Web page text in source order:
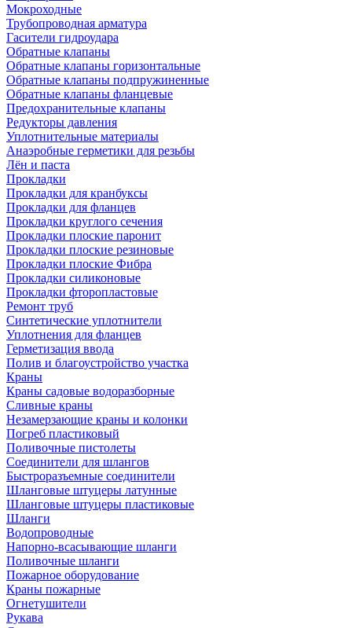
Мокроходные
Трубопроводная арматура
Гасители гидроудара
Обратные клапаны
Обратные клапаны горизонтальные
Обратные клапаны подпружиненные
Обратные клапаны фланцевые
Предохранительные клапаны
Редукторы давления
Уплотнительные материалы
Анаэробные герметики для резьбы
Лён и паста
Прокладки
Прокладки для кранбуксы
Прокладки для фланцев
Прокладки круглого сечения
Прокладки плоские паронит
Прокладки плоские резиновые
Прокладки плоские Фибра
Прокладки силиконовые
Прокладки фторопластовые
Ремонт труб
Синтетические уплотнители
Уплотнения для фланцев
Герметизация ввода
Полив и благоустройство участка
Краны
Краны садовые водоразборные
Сливные краны
Незамерзающие краны и колонки
Погреб пластиковый
Поливочные пистолеты
Соединители для шлангов
Быстроразъемные соединители
Шланговые штуцеры латунные
Шланговые штуцеры пластиковые
Шланги
Водопроводные
Напорно-всасывающие шланги
Поливочные шланги
Пожарное оборудование
Краны пожарные
Огнетушители
Рукава